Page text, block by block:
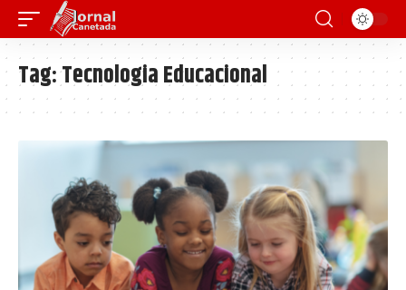
Tag:Tecnologia Educacional